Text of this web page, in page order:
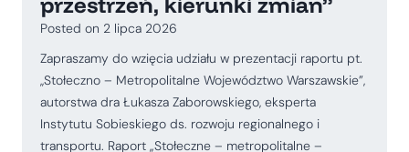
Posted on 2 lipca 2026
Zapraszamy do wzięcia udziału w prezentacji raportu pt.
,,Stołeczno – Metropolitalne Województwo Warszawskie”,
autorstwa dra Łukasza Zaborowskiego, eksperta
Instytutu Sobieskiego ds. rozwoju regionalnego i
transportu. Raport „Stołeczne – metropolitalne –